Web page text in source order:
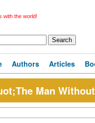
with the world!
Authors Articles
Man